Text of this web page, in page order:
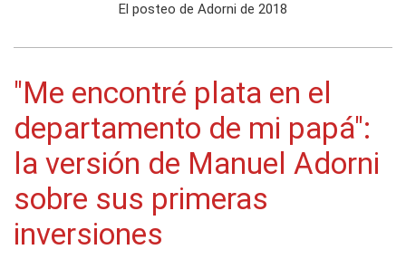
El posteo de Adorni de 2018
"Me encontré plata en el
departamento de mi papá":
la versión de Manuel Adorni
sobre sus primeras
inversiones